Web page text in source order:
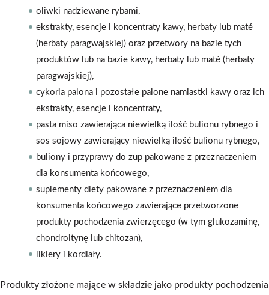
oliwki nadziewane rybami,
ekstrakty, esencje i koncentraty kawy, herbaty lub maté
(herbaty paragwajskiej) oraz przetwory na bazie tych
produktów lub na bazie kawy, herbaty lub maté (herbaty
paragwajskiej),
cykoria palona i pozostałe palone namiastki kawy oraz ich
ekstrakty, esencje i koncentraty,
pasta miso zawierająca niewielką ilość bulionu rybnego i
sos sojowy zawierający niewielką ilość bulionu rybnego,
buliony i przyprawy do zup pakowane z przeznaczeniem
dla konsumenta końcowego,
suplementy diety pakowane z przeznaczeniem dla
konsumenta końcowego zawierające przetworzone
produkty pochodzenia zwierzęcego (w tym glukozaminę,
chondroitynę lub chitozan),
likiery i kordiały.
Produkty złożone mające w składzie jako produkty pochodzenia